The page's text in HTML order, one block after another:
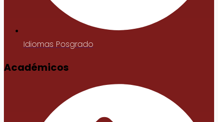
Idiomas Posgrado
Académicos